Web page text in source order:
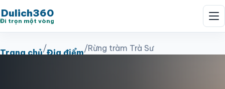
Dulich360
Đi trọn một vòng
Trang chủ/Địa điểm/Rừng tràm Trà Sư